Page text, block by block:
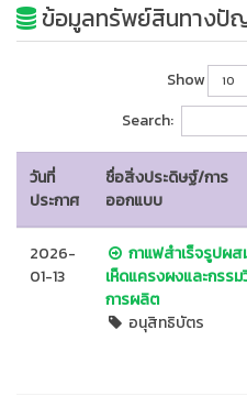
ข้อมูลทรัพย์สินทาง
Show
Search:
วันที่
ประกาศ
ชื่อสิ่งประดิษฐ์/การ
ออกแบบ
2026-
01-13
กาแฟสำเร็จรูปผส
เห็ดแครงผงและกรรม
การผลิต
อนุสิทธิบัตร